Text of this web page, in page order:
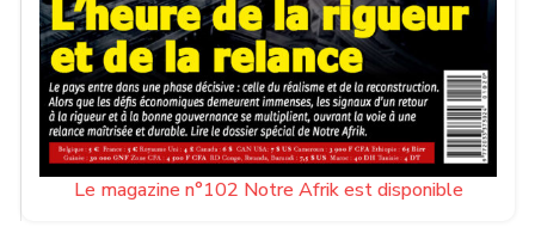
Le magazine n°102 Notre Afrik est disponible